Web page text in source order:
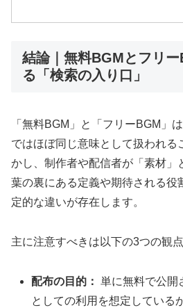
結論｜無料BGMとフリ
る「検索の入り口」
「無料BGM」と「フリーBGM」
ではほぼ同じ意味として扱われる
かし、制作者や配信者が「素材」
葉の裏にある定義や期待される役
定的な違いが存在します。
主に注意すべきは以下の3つの観点
配布の目的： 単に無料で公開
としての利用を想定している